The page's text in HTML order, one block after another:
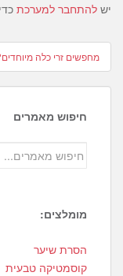
יש להתחבר למערכת
Post
navigation
מחפשים זרי כלה
חיפוש מאמרים
מומלצים:
2
0
הסרת שיער
קוסמטיקה טבעית